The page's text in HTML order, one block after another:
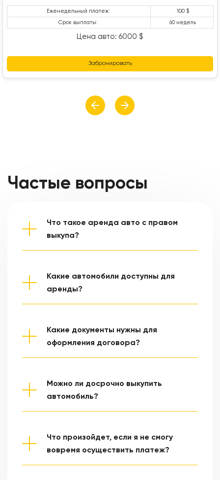
Еженедельный платеж: 100 $
Срок выплаты: 60 недель
Цена авто: 6000 $
Забронировать
Частые вопросы
Что такое аренда авто с правом
выкупа?
Аренда авто с правом выкупа – это возможность
такси с постепенным выкупом. Вы используете авто
для ежедневной работы, оплачивая регулярные
Какие автомобили доступны для
аренды?
В нашем автопарке представлены надежные
различных комплектациях и ценовых категориях.
Это современные модели, идеально подходящие
Какие документы нужны для
оформления договора?
Для заключения договора вам понадобятся
минимальный авансовый платеж. Мы стараемся
сделать процесс максимально простым и удобным.
Можно ли досрочно выкупить
автомобиль?
Да, досрочный выкуп возможен. Условия и порядок
при заключении договора.
Что произойдет, если я не смогу
вовремя осуществить платеж?
Мы готовы обсудить индивидуальные решения в